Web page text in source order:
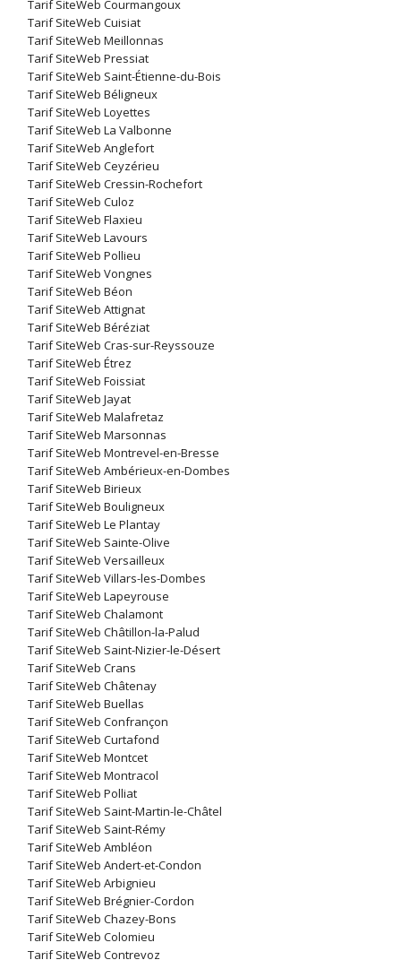
Tarif SiteWeb Courmangoux
Tarif SiteWeb Cuisiat
Tarif SiteWeb Meillonnas
Tarif SiteWeb Pressiat
Tarif SiteWeb Saint-Étienne-du-Bois
Tarif SiteWeb Béligneux
Tarif SiteWeb Loyettes
Tarif SiteWeb La Valbonne
Tarif SiteWeb Anglefort
Tarif SiteWeb Ceyzérieu
Tarif SiteWeb Cressin-Rochefort
Tarif SiteWeb Culoz
Tarif SiteWeb Flaxieu
Tarif SiteWeb Lavours
Tarif SiteWeb Pollieu
Tarif SiteWeb Vongnes
Tarif SiteWeb Béon
Tarif SiteWeb Attignat
Tarif SiteWeb Béréziat
Tarif SiteWeb Cras-sur-Reyssouze
Tarif SiteWeb Étrez
Tarif SiteWeb Foissiat
Tarif SiteWeb Jayat
Tarif SiteWeb Malafretaz
Tarif SiteWeb Marsonnas
Tarif SiteWeb Montrevel-en-Bresse
Tarif SiteWeb Ambérieux-en-Dombes
Tarif SiteWeb Birieux
Tarif SiteWeb Bouligneux
Tarif SiteWeb Le Plantay
Tarif SiteWeb Sainte-Olive
Tarif SiteWeb Versailleux
Tarif SiteWeb Villars-les-Dombes
Tarif SiteWeb Lapeyrouse
Tarif SiteWeb Chalamont
Tarif SiteWeb Châtillon-la-Palud
Tarif SiteWeb Saint-Nizier-le-Désert
Tarif SiteWeb Crans
Tarif SiteWeb Châtenay
Tarif SiteWeb Buellas
Tarif SiteWeb Confrançon
Tarif SiteWeb Curtafond
Tarif SiteWeb Montcet
Tarif SiteWeb Montracol
Tarif SiteWeb Polliat
Tarif SiteWeb Saint-Martin-le-Châtel
Tarif SiteWeb Saint-Rémy
Tarif SiteWeb Ambléon
Tarif SiteWeb Andert-et-Condon
Tarif SiteWeb Arbignieu
Tarif SiteWeb Brégnier-Cordon
Tarif SiteWeb Chazey-Bons
Tarif SiteWeb Colomieu
Tarif SiteWeb Contrevoz